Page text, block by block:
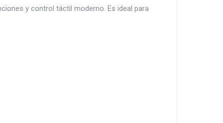
y control táctil moderno. Es ideal para